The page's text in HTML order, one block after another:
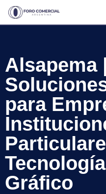
Skip
Alsapema
para
Gráfico